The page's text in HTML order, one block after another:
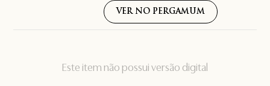
Este item não possui versão digital
VER NO PERGAMUM